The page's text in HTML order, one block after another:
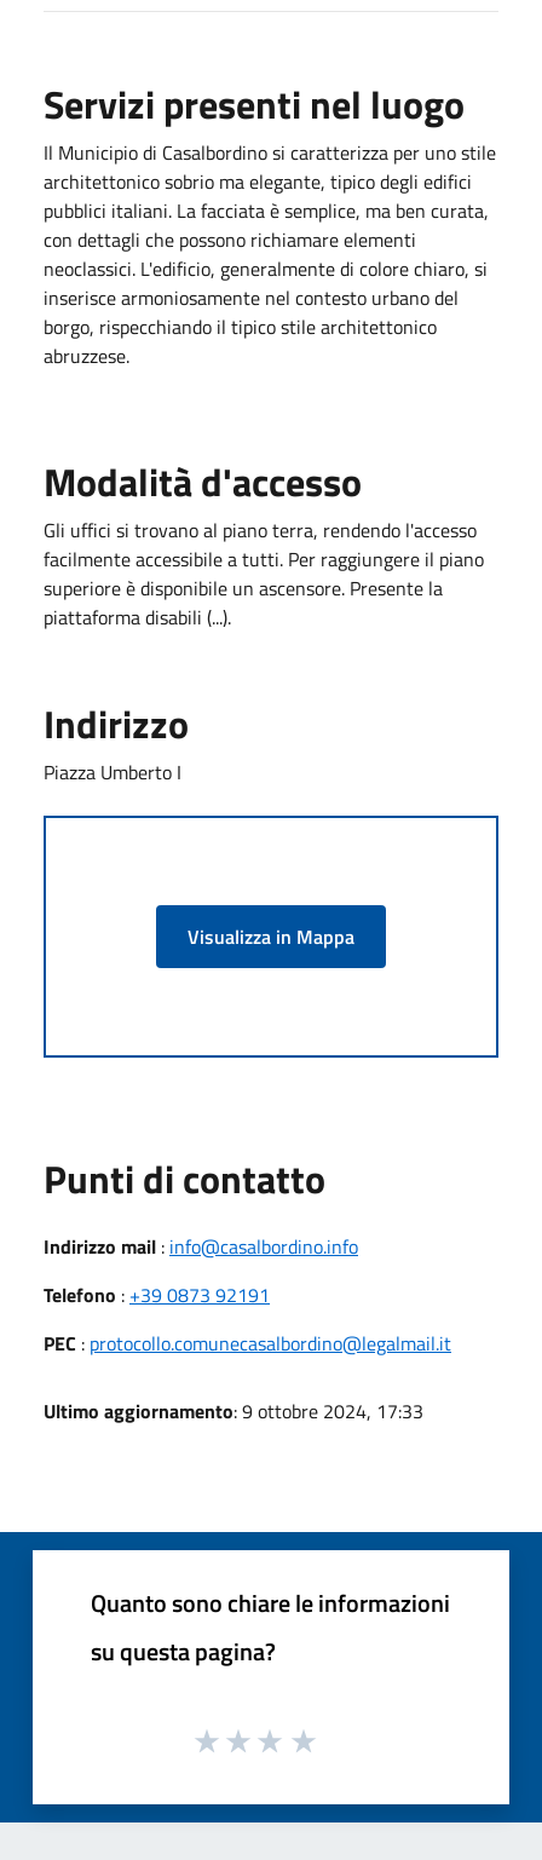
Servizi presenti nel luogo
Il Municipio di Casalbordino si caratterizza per uno stile
architettonico sobrio ma elegante, tipico degli edifici
pubblici italiani. La facciata è semplice, ma ben curata,
con dettagli che possono richiamare elementi
neoclassici. L'edificio, generalmente di colore chiaro, si
inserisce armoniosamente nel contesto urbano del
borgo, rispecchiando il tipico stile architettonico
abruzzese.
Modalità d'accesso
Gli uffici si trovano al piano terra, rendendo l'accesso
facilmente accessibile a tutti. Per raggiungere il piano
superiore è disponibile un ascensore. Presente la
piattaforma disabili (...).
Indirizzo
Piazza Umberto I
Visualizza in Mappa
Punti di contatto
Indirizzo mail : info@casalbordino.info
Telefono : +39 0873 92191
PEC : protocollo.comunecasalbordino@legalmail.it
Ultimo aggiornamento: 9 ottobre 2024, 17:33
Quanto sono chiare le informazioni
su questa pagina?